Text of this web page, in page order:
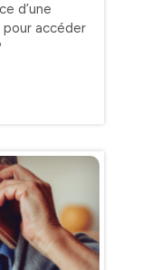
d’une
pour accéder